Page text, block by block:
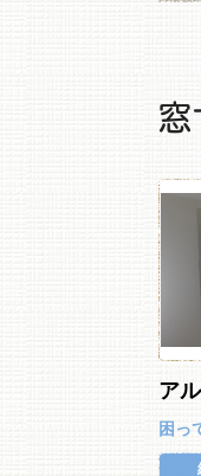
ア
困っ